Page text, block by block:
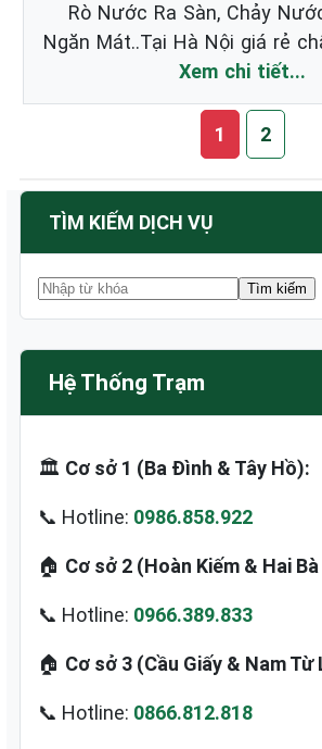
Rò Nước Ra Sàn, Chảy
Ngăn Mát..Tại Hà Nội giá rẻ
Xem chi tiết...
1 2
TÌM KIẾM DỊCH VỤ
Hệ Thống Trạm
🏛️ Cơ sở 1 (Ba Đình & Tây Hồ):
📞 Hotline: 0986.858.922
🏠 Cơ sở 2 (Hoàn Kiếm & Hai
📞 Hotline: 0966.389.833
🏠 Cơ sở 3 (Cầu Giấy & Nam Từ
📞 Hotline: 0866.812.818